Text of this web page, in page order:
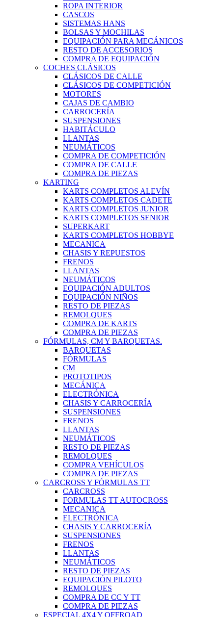
ROPA INTERIOR
CASCOS
SISTEMAS HANS
BOLSAS Y MOCHILAS
EQUIPACIÓN PARA MECÁNICOS
RESTO DE ACCESORIOS
COMPRA DE EQUIPACIÓN
COCHES CLÁSICOS
CLÁSICOS DE CALLE
CLÁSICOS DE COMPETICIÓN
MOTORES
CAJAS DE CAMBIO
CARROCERÍA
SUSPENSIONES
HABITÁCULO
LLANTAS
NEUMÁTICOS
COMPRA DE COMPETICIÓN
COMPRA DE CALLE
COMPRA DE PIEZAS
KARTING
KARTS COMPLETOS ALEVÍN
KARTS COMPLETOS CADETE
KARTS COMPLETOS JUNIOR
KARTS COMPLETOS SENIOR
SUPERKART
KARTS COMPLETOS HOBBYE
MECANICA
CHASIS Y REPUESTOS
FRENOS
LLANTAS
NEUMÁTICOS
EQUIPACIÓN ADULTOS
EQUIPACIÓN NIÑOS
RESTO DE PIEZAS
REMOLQUES
COMPRA DE KARTS
COMPRA DE PIEZAS
FÓRMULAS, CM Y BARQUETAS.
BARQUETAS
FÓRMULAS
CM
PROTOTIPOS
MECÁNICA
ELECTRÓNICA
CHASIS Y CARROCERÍA
SUSPENSIONES
FRENOS
LLANTAS
NEUMÁTICOS
RESTO DE PIEZAS
REMOLQUES
COMPRA VEHÍCULOS
COMPRA DE PIEZAS
CARCROSS Y FÓRMULAS TT
CARCROSS
FORMULAS TT AUTOCROSS
MECANICA
ELECTRÓNICA
CHASIS Y CARROCERÍA
SUSPENSIONES
FRENOS
LLANTAS
NEUMÁTICOS
RESTO DE PIEZAS
EQUIPACIÓN PILOTO
REMOLQUES
COMPRA DE CC Y TT
COMPRA DE PIEZAS
ESPECIAL 4X4 Y OFFROAD